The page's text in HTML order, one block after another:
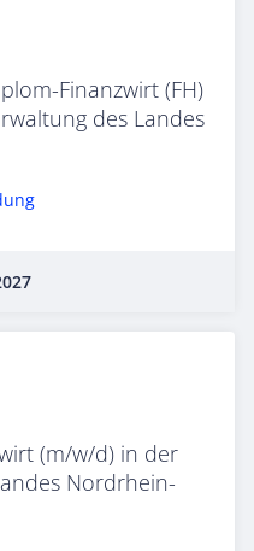
Finanzwirt (FH)
des Landes
(m/w/d) in der
Nordrhein-